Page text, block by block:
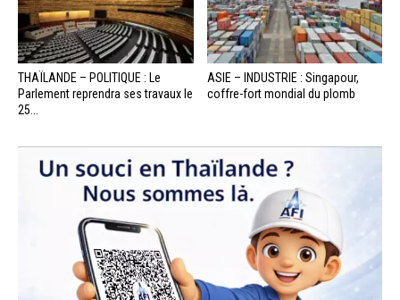
THAÏLANDE – POLITIQUE : Le
Parlement reprendra ses travaux le
25...
ASIE – INDUSTRIE : Singapour,
coffre-fort mondial du plomb